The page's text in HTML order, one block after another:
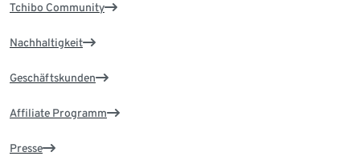
Tchibo Community
Nachhaltigkeit
Geschäftskunden
Affiliate Programm
Presse